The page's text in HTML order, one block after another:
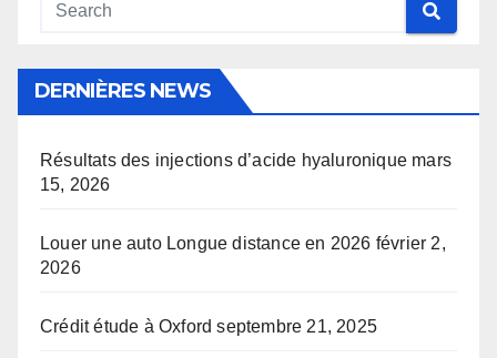
DERNIÈRES NEWS
Résultats des injections d’acide hyaluronique mars
15, 2026
Louer une auto Longue distance en 2026 février 2,
2026
Crédit étude à Oxford septembre 21, 2025